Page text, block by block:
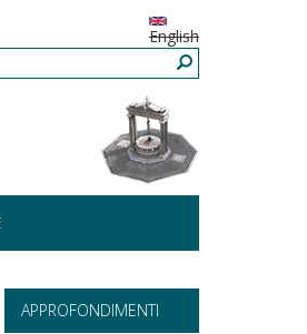
English
APPROFONDIMENTI